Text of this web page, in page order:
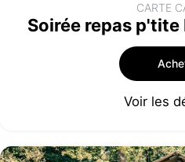
CARTE
Soirée repas
Voir les